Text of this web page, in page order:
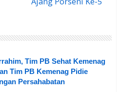
Tim PB Sehat Kemenag
Tim PB Kemenag Pidie
Persahabatan